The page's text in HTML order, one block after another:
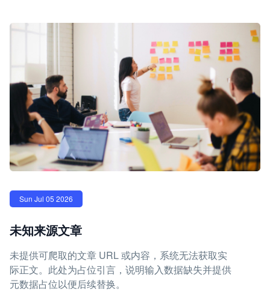
Sun Jul 05 2026
未知来源文章
未提供可爬取的文章 URL 或内容，系统无法获取实
际正文。此处为占位引言，说明输入数据缺失并提供
元数据占位以便后续替换。